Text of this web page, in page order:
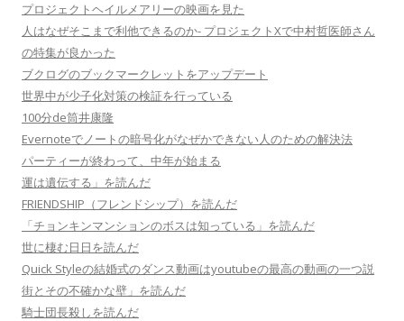
プロジェクトヘイルメアリーの映画を見た
人はなぜそこまで利他できるのか- プロジェクトXで中村哲医師さん
の特集が良かった
ブクログのブックマークレットをアップデート
世界中が少子化対策の検証を行っている
100分de筒井康隆
Evernoteでノートの暗号化がなぜかできない人のための解決法
パーティーが終わって、中年が始まる
運は遺伝する」を読んだ
FRIENDSHIP（フレンドシップ）を読んだ
「チョンキンマンションのボスは知っている」を読んだ
世に棲む日日を読んだ
Quick Styleの結婚式のダンス動画はyoutubeの最高の動画の一つ説
街とその不確かな壁」を読んだ
騎士団長殺しを読んだ